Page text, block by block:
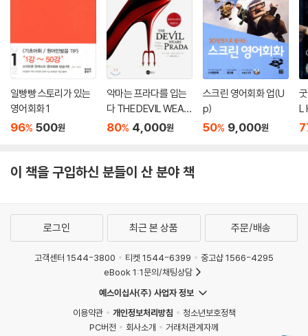
일빵빵 스토리가 있는
영어회화 1
96% 500원
악마는 프라다를 입는
다 THE DEVIL WEAR
S PRADA
80% 4,000원
스크린 영어회화 업(U
p)
50% 9,000원
L
이 책을 구입하신 분들이 산 분야 책
로그인 최근 본 상품 주문/배송
고객센터 1544-3800 티켓 1544-6399
중고샵 1566-4295
eBook 1:1문의/채팅상담
예스이십사(주) 사업자 정보
이용약관
개인정보처리방침
청소년보호정책
PC버전
회사소개
거래처관계자께